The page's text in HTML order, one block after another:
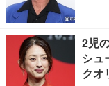
2児
シュ
クオ